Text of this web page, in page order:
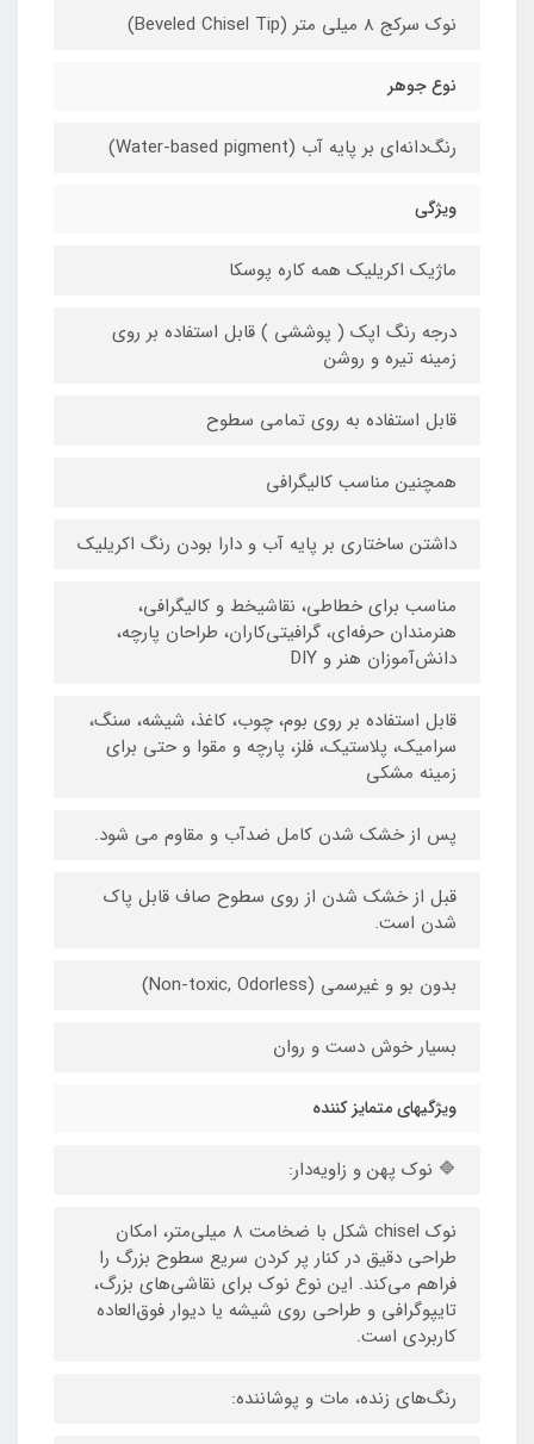
نوک سرکج 8 میلی متر (Beveled Chisel Tip)
نوع جوهر
رنگ‌دانه‌ای بر پایه آب (Water-based pigment)
ویژگی
ماژیک اکریلیک همه کاره پوسکا
درجه رنگ اپک ( پوششی ) قابل استفاده بر روی
زمینه تیره و روشن
قابل استفاده به روی تمامی سطوح
همچنین مناسب کالیگرافی
داشتن ساختاری بر پایه آب و دارا بودن رنگ اکریلیک
مناسب برای خطاطی، نقاشیخط و کالیگرافی،
هنرمندان حرفه‌ای، گرافیتی‌کاران، طراحان پارچه،
دانش‌آموزان هنر و DIY
قابل استفاده بر روی بوم، چوب، کاغذ، شیشه، سنگ،
سرامیک، پلاستیک، فلز، پارچه و مقوا و حتی برای
زمینه مشکی
پس از خشک شدن کامل ضدآب و مقاوم می شود.
قبل از خشک شدن از روی سطوح صاف قابل پاک
شدن است.
بدون بو و غیرسمی (Non-toxic, Odorless)
بسیار خوش دست و روان
ویژگیهای متمایز کننده
🔷 نوک پهن و زاویه‌دار:
نوک chisel شکل با ضخامت ۸ میلی‌متر، امکان
طراحی دقیق در کنار پر کردن سریع سطوح بزرگ را
فراهم می‌کند. این نوع نوک برای نقاشی‌های بزرگ،
تایپوگرافی و طراحی روی شیشه یا دیوار فوق‌العاده
کاربردی است.
رنگ‌های زنده، مات و پوشاننده: